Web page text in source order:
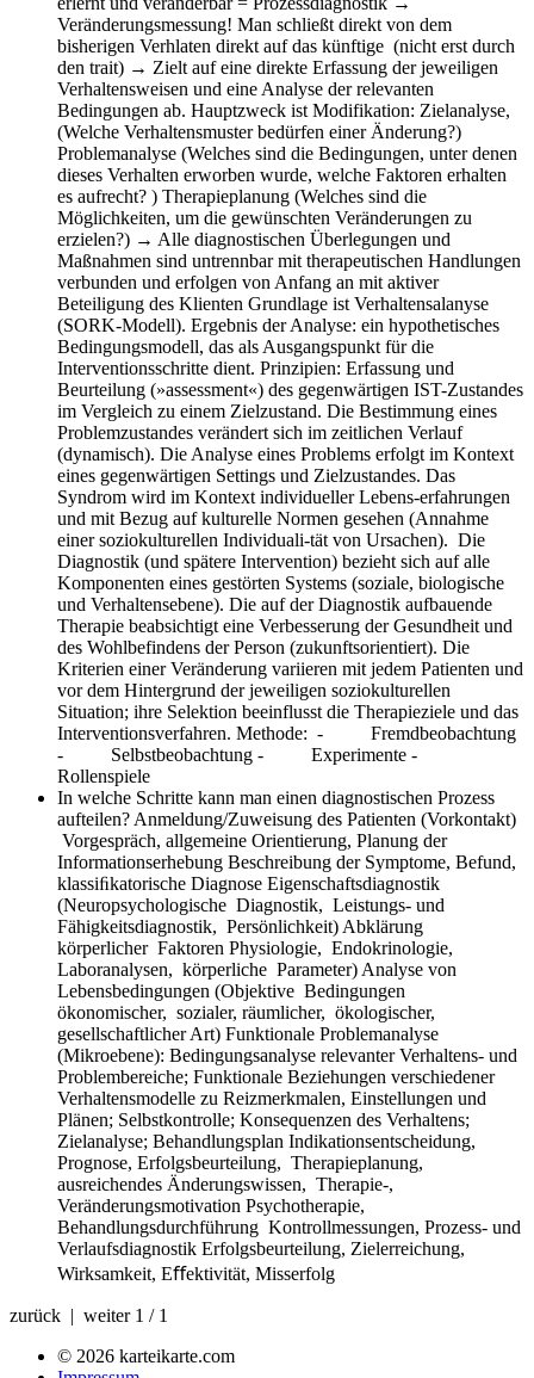
Veränderungsmessung! Man schließt direkt von dem
bisherigen Verhlaten direkt auf das künftige (nicht erst durch
den trait) → Zielt auf eine direkte Erfassung der jeweiligen
Verhaltensweisen und eine Analyse der relevanten
Bedingungen ab. Hauptzweck ist Modifikation: Zielanalyse,
(Welche Verhaltensmuster bedürfen einer Änderung?)
Problemanalyse (Welches sind die Bedingungen, unter denen
dieses Verhalten erworben wurde, welche Faktoren erhalten
es aufrecht? ) Therapieplanung (Welches sind die
Möglichkeiten, um die gewünschten Veränderungen zu
erzielen?) → Alle diagnostischen Überlegungen und
Maßnahmen sind untrennbar mit therapeutischen Handlungen
verbunden und erfolgen von Anfang an mit aktiver
Beteiligung des Klienten Grundlage ist Verhaltensalanyse
(SORK-Modell). Ergebnis der Analyse: ein hypothetisches
Bedingungsmodell, das als Ausgangspunkt für die
Interventionsschritte dient. Prinzipien: Erfassung und
Beurteilung (»assessment«) des gegenwärtigen IST-Zustandes
im Vergleich zu einem Zielzustand. Die Bestimmung eines
Problemzustandes verändert sich im zeitlichen Verlauf
(dynamisch). Die Analyse eines Problems erfolgt im Kontext
eines gegenwärtigen Settings und Zielzustandes. Das
Syndrom wird im Kontext individueller Lebens-erfahrungen
und mit Bezug auf kulturelle Normen gesehen (Annahme
einer soziokulturellen Individuali-tät von Ursachen). Die
Diagnostik (und spätere Intervention) bezieht sich auf alle
Komponenten eines gestörten Systems (soziale, biologische
und Verhaltensebene). Die auf der Diagnostik aufbauende
Therapie beabsichtigt eine Verbesserung der Gesundheit und
des Wohlbefindens der Person (zukunftsorientiert). Die
Kriterien einer Veränderung variieren mit jedem Patienten und
vor dem Hintergrund der jeweiligen soziokulturellen
Situation; ihre Selektion beeinflusst die Therapieziele und das
Interventionsverfahren. Methode: - Fremdbeobachtung
- Selbstbeobachtung - Experimente -
Rollenspiele
In welche Schritte kann man einen diagnostischen Prozess
aufteilen? Anmeldung/Zuweisung des Patienten (Vorkontakt)
Vorgespräch, allgemeine Orientierung, Planung der
Informationserhebung Beschreibung der Symptome, Befund,
klassiﬁkatorische Diagnose Eigenschaftsdiagnostik
(Neuropsychologische Diagnostik, Leistungs- und
Fähigkeitsdiagnostik, Persönlichkeit) Abklärung
körperlicher Faktoren Physiologie, Endokrinologie,
Laboranalysen, körperliche Parameter) Analyse von
Lebensbedingungen (Objektive Bedingungen
ökonomischer, sozialer, räumlicher, ökologischer,
gesellschaftlicher Art) Funktionale Problemanalyse
(Mikroebene): Bedingungsanalyse relevanter Verhaltens- und
Problembereiche; Funktionale Beziehungen verschiedener
Verhaltensmodelle zu Reizmerkmalen, Einstellungen und
Plänen; Selbstkontrolle; Konsequenzen des Verhaltens;
Zielanalyse; Behandlungsplan Indikationsentscheidung,
Prognose, Erfolgsbeurteilung, Therapieplanung,
ausreichendes Änderungswissen, Therapie-,
Veränderungsmotivation Psychotherapie,
Behandlungsdurchführung Kontrollmessungen, Prozess- und
Verlaufsdiagnostik Erfolgsbeurteilung, Zielerreichung,
Wirksamkeit, Eﬀektivität, Misserfolg
zurück | weiter 1 / 1
© 2026 karteikarte.com